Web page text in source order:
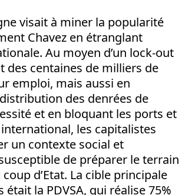
visait à miner la popularité
Chavez en étranglant
Au moyen d’un lock-out
des centaines de milliers de
emploi, mais aussi en
des denrées de
et en bloquant les ports et
les capitalistes
un contexte social et
de préparer le terrain
d’Etat. La cible principale
était la PDVSA, qui réalise 75%